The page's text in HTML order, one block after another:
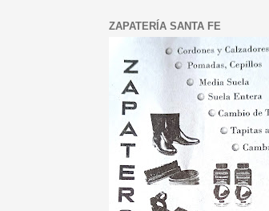
ZAPATERÍA SANTA FE